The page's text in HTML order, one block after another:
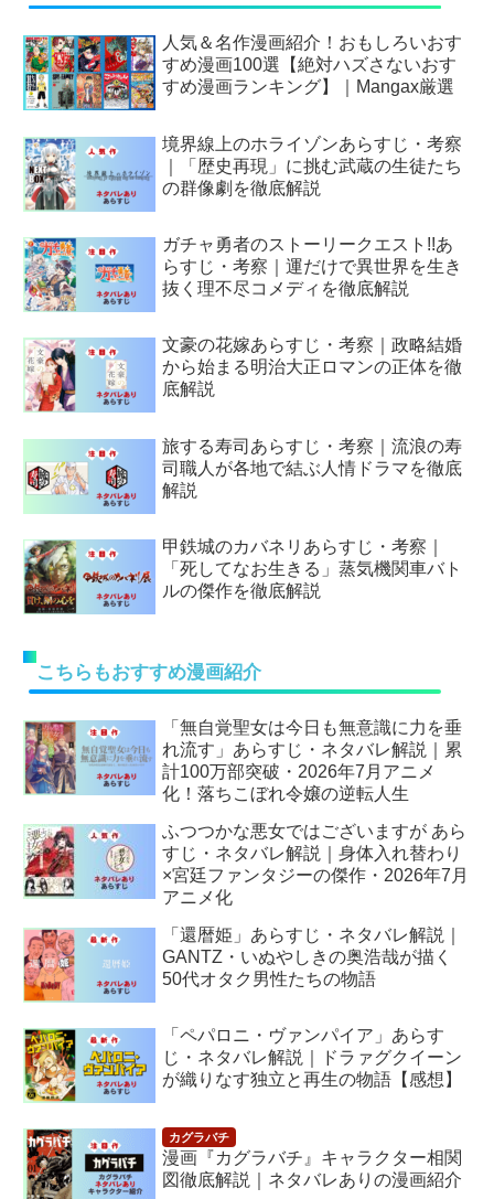
人気＆名作漫画紹介！おもしろいおす
すめ漫画100選【絶対ハズさないおす
すめ漫画ランキング】｜Mangax厳選
境界線上のホライゾンあらすじ・考察
｜「歴史再現」に挑む武蔵の生徒たち
の群像劇を徹底解説
ガチャ勇者のストーリークエスト!!あ
らすじ・考察｜運だけで異世界を生き
抜く理不尽コメディを徹底解説
文豪の花嫁あらすじ・考察｜政略結婚
から始まる明治大正ロマンの正体を徹
底解説
旅する寿司あらすじ・考察｜流浪の寿
司職人が各地で結ぶ人情ドラマを徹底
解説
甲鉄城のカバネリあらすじ・考察｜
「死してなお生きる」蒸気機関車バト
ルの傑作を徹底解説
こちらもおすすめ漫画紹介
「無自覚聖女は今日も無意識に力を垂
れ流す」あらすじ・ネタバレ解説｜累
計100万部突破・2026年7月アニメ
化！落ちこぼれ令嬢の逆転人生
ふつつかな悪女ではございますが あら
すじ・ネタバレ解説｜身体入れ替わり
×宮廷ファンタジーの傑作・2026年7月
アニメ化
「還暦姫」あらすじ・ネタバレ解説｜
GANTZ・いぬやしきの奥浩哉が描く
50代オタク男性たちの物語
「ペパロニ・ヴァンパイア」あらす
じ・ネタバレ解説｜ドラァグクイーン
が織りなす独立と再生の物語【感想】
漫画『カグラバチ』キャラクター相関
図徹底解説｜ネタバレありの漫画紹介